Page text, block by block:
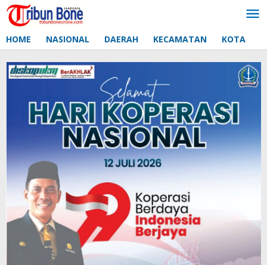
Lewati
ke
HOME NASIONAL DAERAH KECAMATAN KOTA